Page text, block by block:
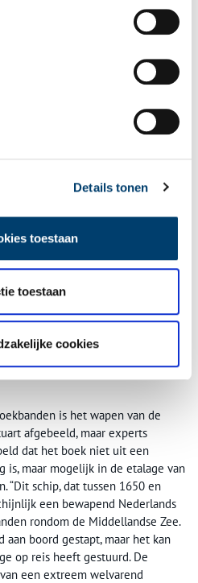
Details tonen
toestaan
toestaan
cookies
munten ziet liggen. Een
meestal na een gigantische
opgevreten door beesten
en wat scherven over. Je
van het Huis van Stuart. Foto: provincie
is het wapen van de
afgebeeld, maar experts
dat het boek niet uit een
maar mogelijk in de etalage van
“Dit schip, dat tussen 1650 en
een bewapend Nederlands
rondom de Middellandse Zee.
boord gestapt, maar het kan
op reis heeft gestuurd. De
een extreem welvarend